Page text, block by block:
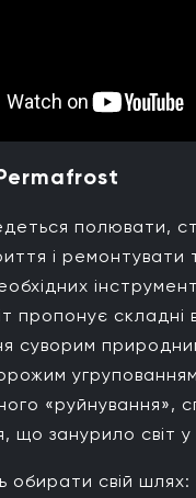
полювати,
і ремонтувати
пропонує складні
суворим
«руйнування»,
що занурило світ у
обирати свій шлях: